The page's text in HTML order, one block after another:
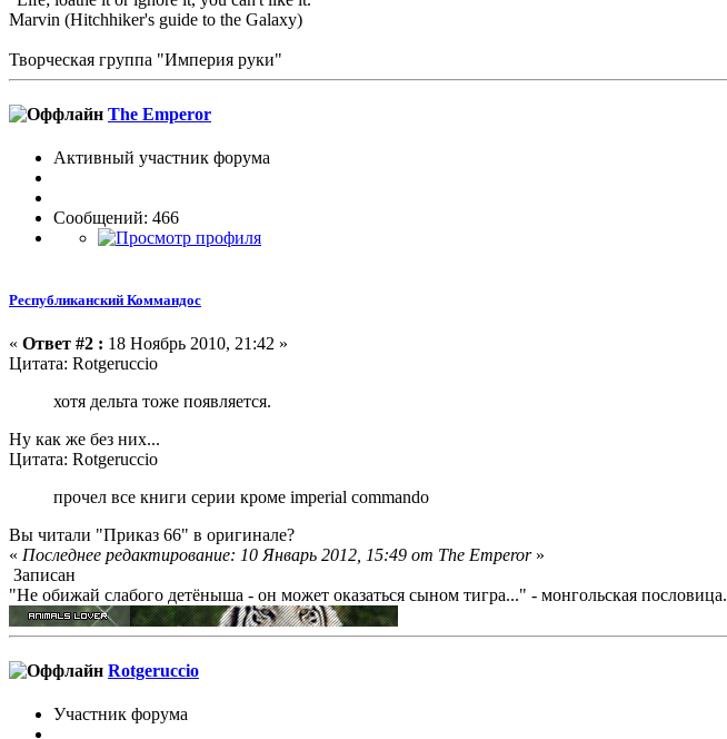
Marvin (Hitchhiker's guide to the Galaxy)
Творческая группа "Империя руки"
The Emperor
Активный участник форума
Сообщений: 466
Республиканский Коммандос
« Ответ #2 : 18 Ноябрь 2010, 21:42 »
Цитата: Rotgeruccio
хотя дельта тоже появляется.
Ну как же без них...
Цитата: Rotgeruccio
прочел все книги серии кроме imperial commando
Вы читали "Приказ 66" в оригинале?
« Последнее редактирование: 10 Январь 2012, 15:49 от The Emperor»
Записан
"Не обижай слабого детёныша - он может оказаться сыном тигра..." - монгольская пословица.
Rotgeruccio
Участник форума